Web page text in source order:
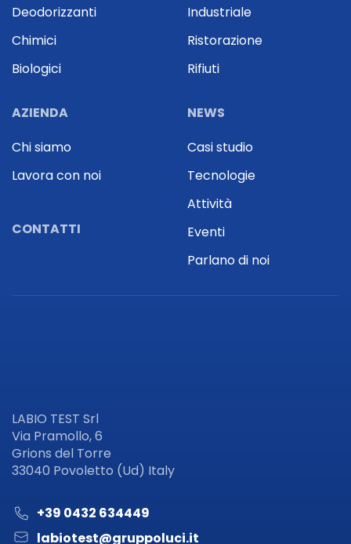
Deodorizzanti
Chimici
Biologici
Industriale
Ristorazione
Rifiuti
AZIENDA
Chi siamo
Lavora con noi
NEWS
Casi studio
Tecnologie
Attività
Eventi
Parlano di noi
CONTATTI
LABIO TEST Srl
Via Pramollo, 6
Grions del Torre
33040 Povoletto (Ud) Italy
+39 0432 634449
labiotest@gruppoluci.it